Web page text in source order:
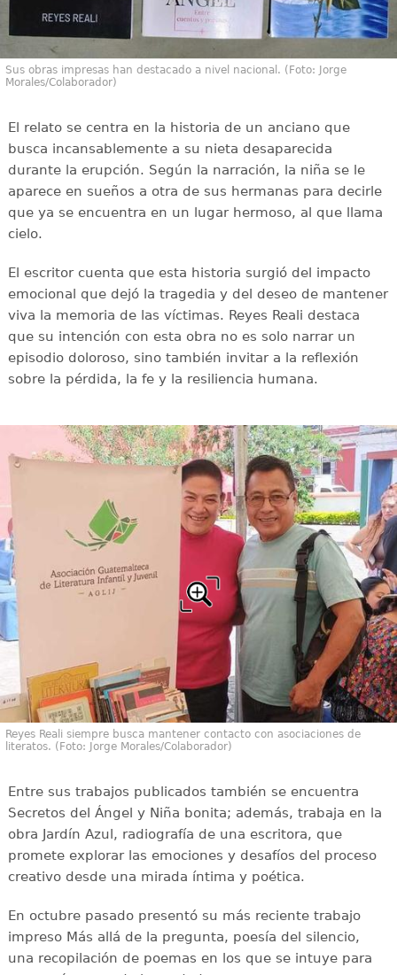
Sus obras impresas han destacado a nivel nacional. (Foto: Jorge
Morales/Colaborador)
El relato se centra en la historia de un anciano que
busca incansablemente a su nieta desaparecida
durante la erupción. Según la narración, la niña se le
aparece en sueños a otra de sus hermanas para decirle
que ya se encuentra en un lugar hermoso, al que llama
cielo.
El escritor cuenta que esta historia surgió del impacto
emocional que dejó la tragedia y del deseo de mantener
viva la memoria de las víctimas. Reyes Reali destaca
que su intención con esta obra no es solo narrar un
episodio doloroso, sino también invitar a la reflexión
sobre la pérdida, la fe y la resiliencia humana.
Reyes Reali siempre busca mantener contacto con asociaciones de
literatos. (Foto: Jorge Morales/Colaborador)
Entre sus trabajos publicados también se encuentra
Secretos del Ángel y Niña bonita; además, trabaja en la
obra Jardín Azul, radiografía de una escritora, que
promete explorar las emociones y desafíos del proceso
creativo desde una mirada íntima y poética.
En octubre pasado presentó su más reciente trabajo
impreso Más allá de la pregunta, poesía del silencio,
una recopilación de poemas en los que se intuye para